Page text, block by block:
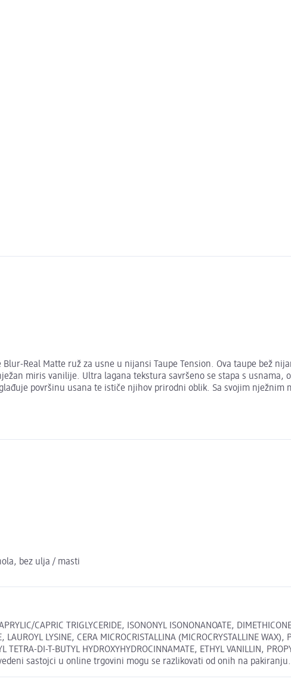
Real Matte ruž za usne u nijansi Taupe Tension. Ova taupe bež
miris vanilije. Ultra lagana tekstura savršeno se stapa s
površinu usana te ističe njihov prirodni oblik. Sa svojim nježnim
bez ulja / masti
CAPRIC TRIGLYCERIDE, ISONONYL ISONONANOATE,
LAUROYL LYSINE, CERA MICROCRISTALLINA (MICROCRYSTALLINE
TETRA-DI-T-BUTYL HYDROXYHYDROCINNAMATE, ETHYL VANILLIN,
sastojci u online trgovini mogu se razlikovati od onih na pakiranju.